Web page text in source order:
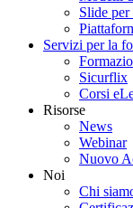
Slide
Servizi per la
Sicurflix
Corsi
Risorse
News
Webinar
Nuovo
Noi
Chi